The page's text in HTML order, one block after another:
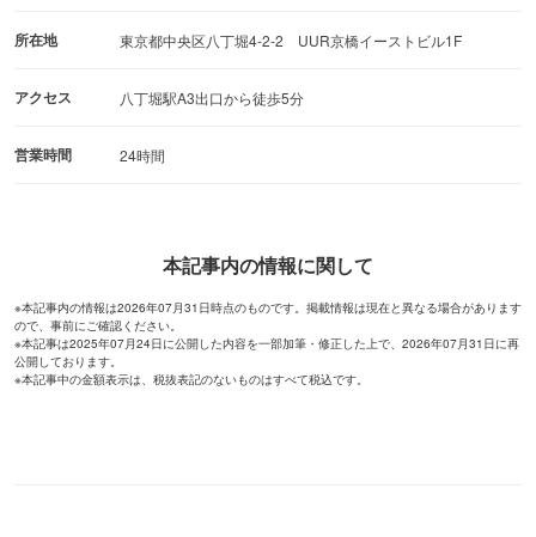
所在地 東京都中央区八丁堀4-2-2 UUR京橋イーストビル1F
アクセス 八丁堀駅A3出口から徒歩5分
営業時間 24時間
本記事内の情報に関して
※本記事内の情報は2026年07月31日時点のものです。掲載情報は現在と異なる場合があります
ので、事前にご確認ください。
※本記事は2025年07月24日に公開した内容を一部加筆・修正した上で、2026年07月31日に再
公開しております。
※本記事中の金額表示は、税抜表記のないものはすべて税込です。